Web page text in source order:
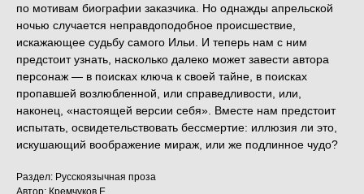
по мотивам биографии заказчика. Но однажды апрельской
ночью случается неправдоподобное происшествие,
искажающее судьбу самого Ильи. И теперь нам с ним
предстоит узнать, насколько далеко может завести автора
персонаж — в поисках ключа к своей тайне, в поисках
пропавшей возлюбленной, или справедливости, или,
наконец, «настоящей версии себя». Вместе нам предстоит
испытать, освидетельствовать бессмертие: иллюзия ли это,
искушающий воображение мираж, или же подлинное чудо?
Раздел: Русскоязычная проза